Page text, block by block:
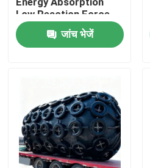
उत्पाद
वीडियो
Low Reaction Force
Durable Use
जांच भेजें